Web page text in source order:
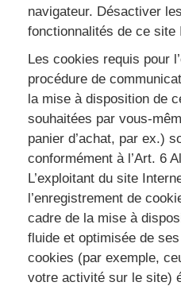
navigateur. Désactiver
fonctionnalités de ce site
Les cookies requis pour
procédure de
la mise à disposition de
souhaitées par vous-
panier d’achat, par ex.)
conformément à l’Art. 6
L’exploitant du site
l’enregistrement de
cadre de la mise à
fluide et optimisée de
cookies (par exemple,
votre activité sur le site)